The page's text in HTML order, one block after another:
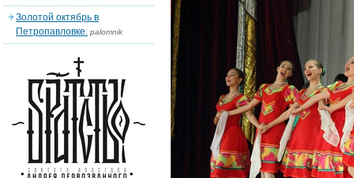
Золотой октябрь в
Петропавловке. palomnik